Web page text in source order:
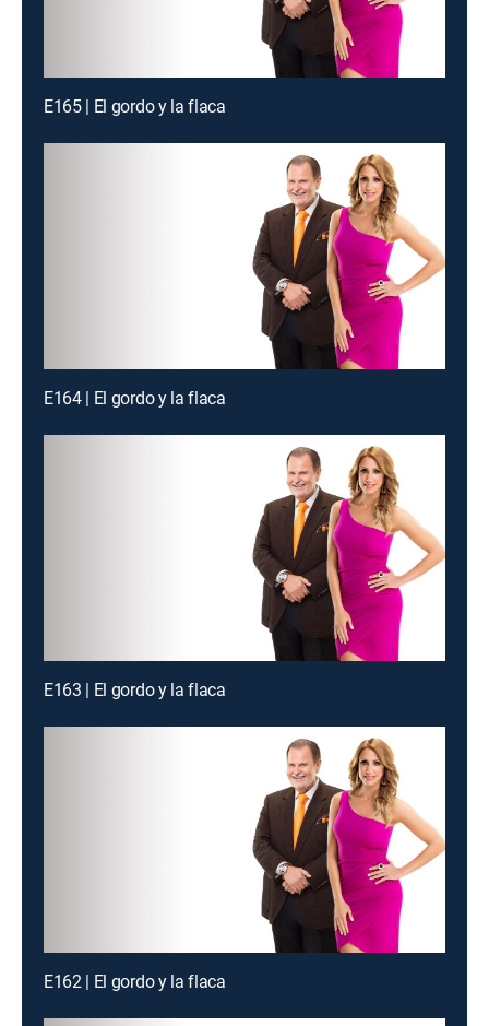
E165 | El gordo y la flaca
E164 | El gordo y la flaca
E163 | El gordo y la flaca
E162 | El gordo y la flaca